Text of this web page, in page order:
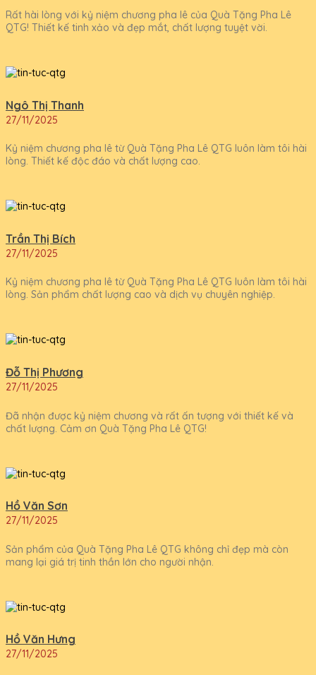
Rất hài lòng với kỷ niệm chương pha lê của Quà Tặng Pha Lê
QTG! Thiết kế tinh xảo và đẹp mắt, chất lượng tuyệt vời.
Ngô Thị Thanh
27/11/2025
Kỷ niệm chương pha lê từ Quà Tặng Pha Lê QTG luôn làm tôi hài
lòng. Thiết kế độc đáo và chất lượng cao.
Trần Thị Bích
27/11/2025
Kỷ niệm chương pha lê từ Quà Tặng Pha Lê QTG luôn làm tôi hài
lòng. Sản phẩm chất lượng cao và dịch vụ chuyên nghiệp.
Đỗ Thị Phương
27/11/2025
Đã nhận được kỷ niệm chương và rất ấn tượng với thiết kế và
chất lượng. Cảm ơn Quà Tặng Pha Lê QTG!
Hồ Văn Sơn
27/11/2025
Sản phẩm của Quà Tặng Pha Lê QTG không chỉ đẹp mà còn
mang lại giá trị tinh thần lớn cho người nhận.
Hồ Văn Hưng
27/11/2025